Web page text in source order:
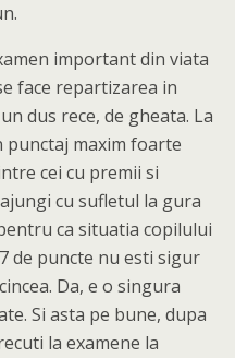
important din viata
face repartizarea in
dus rece, de gheata. La
maxim foarte
cei cu premii si
cu sufletul la gura
ca situatia copilului
de puncte nu esti sigur
Da, e o singura
Si asta pe bune, dupa
la examene la